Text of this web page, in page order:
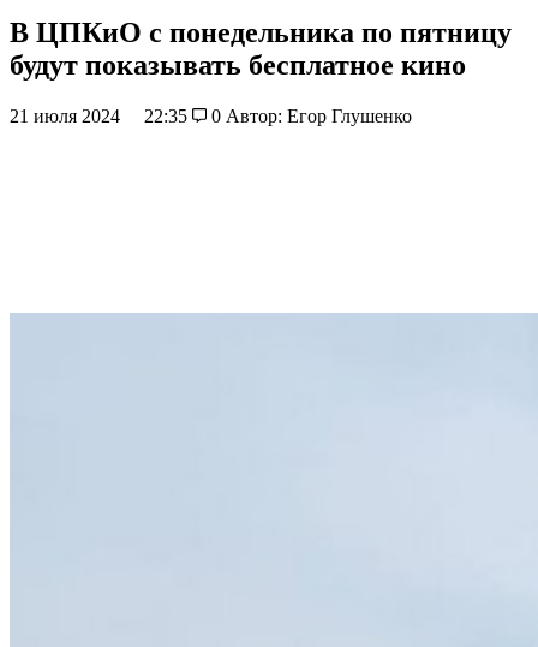
В ЦПКиО с понедельника по пятницу
будут показывать бесплатное кино
21 июля 2024 22:35 0 Автор: Егор Глушенко